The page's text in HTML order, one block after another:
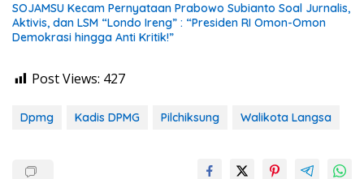
SOJAMSU Kecam Pernyataan Prabowo Subianto Soal Jurnalis,
Aktivis, dan LSM “Londo Ireng” : “Presiden RI Omon-Omon
Demokrasi hingga Anti Kritik!”
Post Views: 427
Dpmg Kadis DPMG Pilchiksung Walikota Langsa